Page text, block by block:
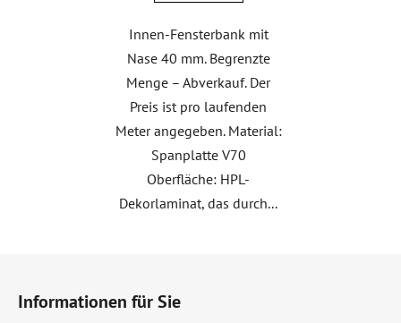
Innen-Fensterbank mit
Nase 40 mm. Begrenzte
Menge – Abverkauf. Der
Preis ist pro laufenden
Meter angegeben. Material:
Spanplatte V70
Oberfläche: HPL-
Dekorlaminat, das durch...
Informationen für Sie